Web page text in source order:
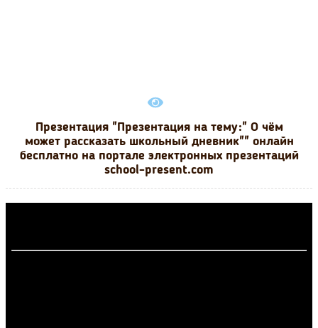
Презентация "Презентация на тему:" О чём
может рассказать школьный дневник"" онлайн
бесплатно на портале электронных презентаций
school-present.com